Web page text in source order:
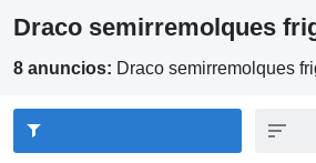
Draco semirremolques
8 anuncios: Draco semirremolques